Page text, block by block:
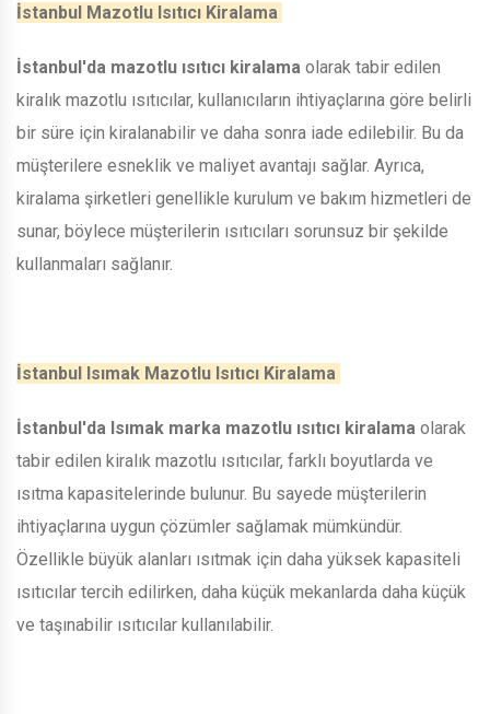
İstanbul Mazotlu Isıtıcı Kiralama
İstanbul'da mazotlu ısıtıcı kiralama olarak tabir edilen
kiralık mazotlu ısıtıcılar, kullanıcıların ihtiyaçlarına göre belirli
bir süre için kiralanabilir ve daha sonra iade edilebilir. Bu da
müşterilere esneklik ve maliyet avantajı sağlar. Ayrıca,
kiralama şirketleri genellikle kurulum ve bakım hizmetleri de
sunar, böylece müşterilerin ısıtıcıları sorunsuz bir şekilde
kullanmaları sağlanır.
İstanbul Isımak Mazotlu Isıtıcı Kiralama
İstanbul'da Isımak marka mazotlu ısıtıcı kiralama olarak
tabir edilen kiralık mazotlu ısıtıcılar, farklı boyutlarda ve
ısıtma kapasitelerinde bulunur. Bu sayede müşterilerin
ihtiyaçlarına uygun çözümler sağlamak mümkündür.
Özellikle büyük alanları ısıtmak için daha yüksek kapasiteli
ısıtıcılar tercih edilirken, daha küçük mekanlarda daha küçük
ve taşınabilir ısıtıcılar kullanılabilir.